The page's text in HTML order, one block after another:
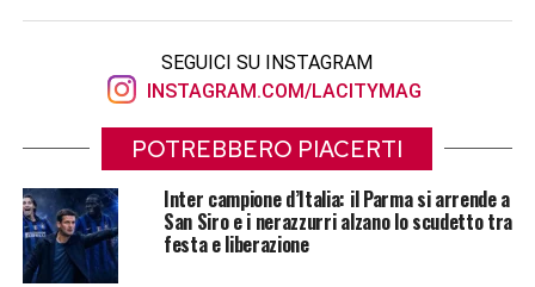
SEGUICI SU INSTAGRAM
INSTAGRAM.COM/LACITYMAG
POTREBBERO PIACERTI
Inter campione d’Italia: il Parma si arrende a
San Siro e i nerazzurri alzano lo scudetto tra
festa e liberazione